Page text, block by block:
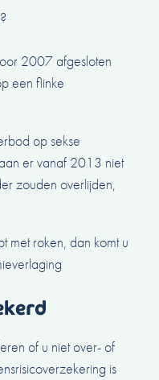
2007 afgesloten
een flinke
op sekse
er vanaf 2013 niet
zouden overlijden,
met roken, dan komt u
of u niet over- of
is